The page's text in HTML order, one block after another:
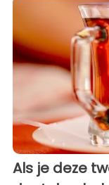
Als je deze